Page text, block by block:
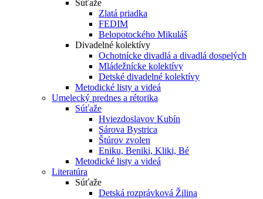
Súťaže
Zlatá priadka
FEDIM
Belopotockého Mikuláš
Divadelné kolektívy
Ochotnícke divadlá a divadlá dospelých
Mládežnícke kolektívy
Detské divadelné kolektívy
Metodické listy a videá
Umelecký prednes a rétorika
Súťaže
Hviezdoslavov Kubín
Sárova Bystrica
Štúrov zvolen
Eniku, Beniki, Kliki, Bé
Metodické listy a videá
Literatúra
Súťaže
Detská rozprávková Žilina